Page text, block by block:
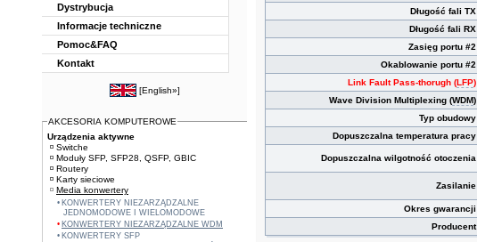
Długość fali TX
Długość fali RX
Zasięg portu #2
Okablowanie portu #2
Link Fault Pass-thorugh (LFP)
Wave Division Multiplexing (WDM)
Typ obudowy
Dopuszczalna temperatura pracy
Dopuszczalna wilgotność otoczenia
Zasilanie
Okres gwarancji
Producent
Dystrybucja
Informacje techniczne
Pomoc&FAQ
Kontakt
[English»]
AKCESORIA KOMPUTEROWE
Urządzenia aktywne
Switche
Moduły SFP, SFP28, QSFP, GBIC
Routery
Karty sieciowe
Media konwertery
KONWERTERY NIEZARZĄDZALNE
JEDNOMODOWE I WIELOMODOWE
KONWERTERY NIEZARZĄDZALNE WDM
KONWERTERY SFP